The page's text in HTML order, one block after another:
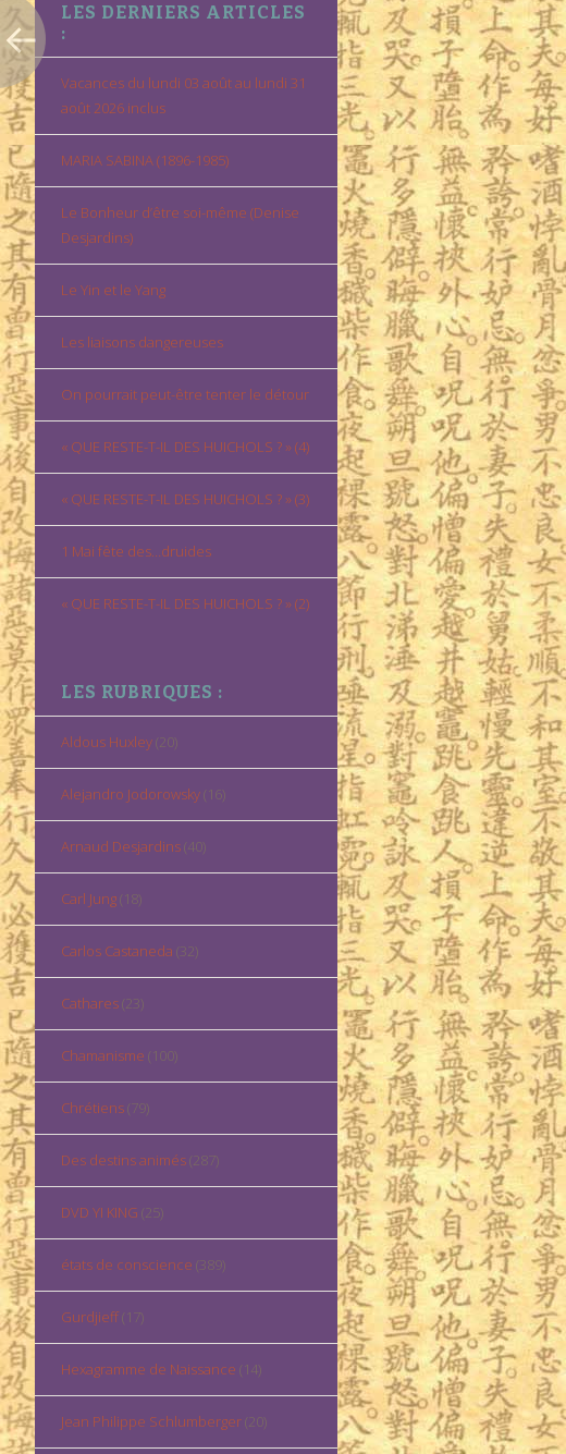
LES DERNIERS ARTICLES
:
Vacances du lundi 03 août au lundi 31
août 2026 inclus
MARIA SABINA (1896-1985)
Le Bonheur d’être soi-même (Denise
Desjardins)
Le Yin et le Yang
Les liaisons dangereuses
On pourrait peut-être tenter le détour
« QUE RESTE-T-IL DES HUICHOLS ? » (4)
« QUE RESTE-T-IL DES HUICHOLS ? » (3)
1 Mai fête des…druides
« QUE RESTE-T-IL DES HUICHOLS ? » (2)
LES RUBRIQUES :
Aldous Huxley(20)
Alejandro Jodorowsky(16)
Arnaud Desjardins(40)
Carl Jung(18)
Carlos Castaneda (32)
Cathares(23)
Chamanisme (100)
Chrétiens(79)
Des destins animés(287)
DVD YI KING (25)
états de conscience (389)
Gurdjieff(17)
Hexagramme de Naissance (14)
Jean Philippe Schlumberger(20)